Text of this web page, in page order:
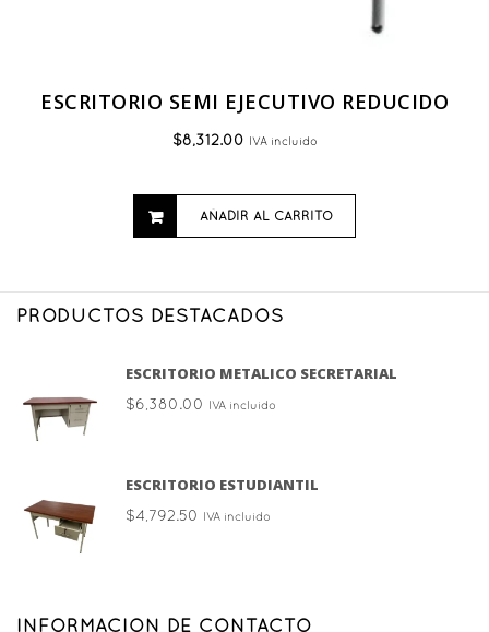
ESCRITORIO SEMI EJECUTIVO REDUCIDO
$8,312.00 IVA incluido
AÑADIR AL CARRITO
PRODUCTOS DESTACADOS
ESCRITORIO METALICO SECRETARIAL
$6,380.00 IVA incluido
ESCRITORIO ESTUDIANTIL
$4,792.50 IVA incluido
INFORMACION DE CONTACTO